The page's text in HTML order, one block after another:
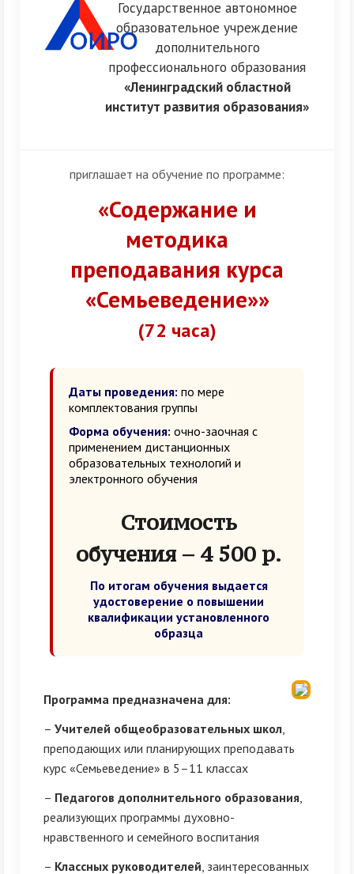
Государственное автономное
образовательное учреждение
дополнительного
профессионального образования
«Ленинградский областной
институт развития образования»
приглашает на обучение по программе:
«Содержание и
методика
преподавания курса
«Семьеведение»»
(72 часа)
Даты проведения: по мере
комплектования группы
Форма обучения: очно-заочная с
применением дистанционных
образовательных технологий и
электронного обучения
Стоимость
обучения – 4 500 р.
По итогам обучения выдается
удостоверение о повышении
квалификации установленного
образца
Программа предназначена для:
– Учителей общеобразовательных школ,
преподающих или планирующих преподавать
курс «Семьеведение» в 5–11 классах
– Педагогов дополнительного образования,
реализующих программы духовно-
нравственного и семейного воспитания
– Классных руководителей, заинтересованных